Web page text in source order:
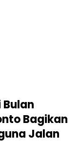
Bagikan
Jalan